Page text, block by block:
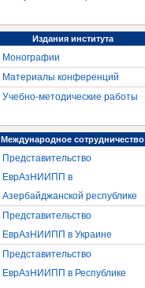
Изданияинститута
Монографии
Материалы конференций
Учебно-методические работы
Международное сотрудничество
Представительство
ЕврАзНИИПП в
Азербайджанской республике
Представительство
ЕврАзНИИПП в Украине
Представительство
ЕврАзНИИПП в Республике